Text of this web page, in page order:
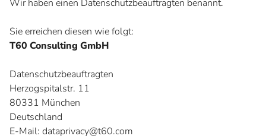
Wir haben einen Datenschutzbeauftragten benannt.
Sie erreichen diesen wie folgt:
T60 Consulting GmbH
Datenschutzbeauftragten
Herzogspitalstr. 11
80331 München
Deutschland
E-Mail: dataprivacy@t60.com